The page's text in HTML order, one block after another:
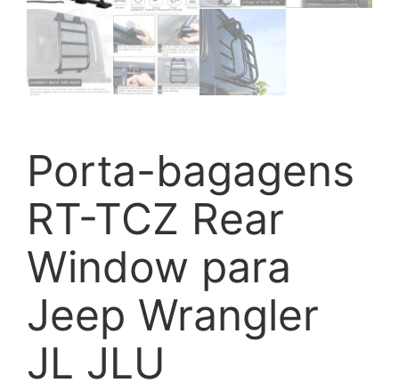
Porta-bagagens
RT-TCZ Rear
Window para
Jeep Wrangler
JL JLU